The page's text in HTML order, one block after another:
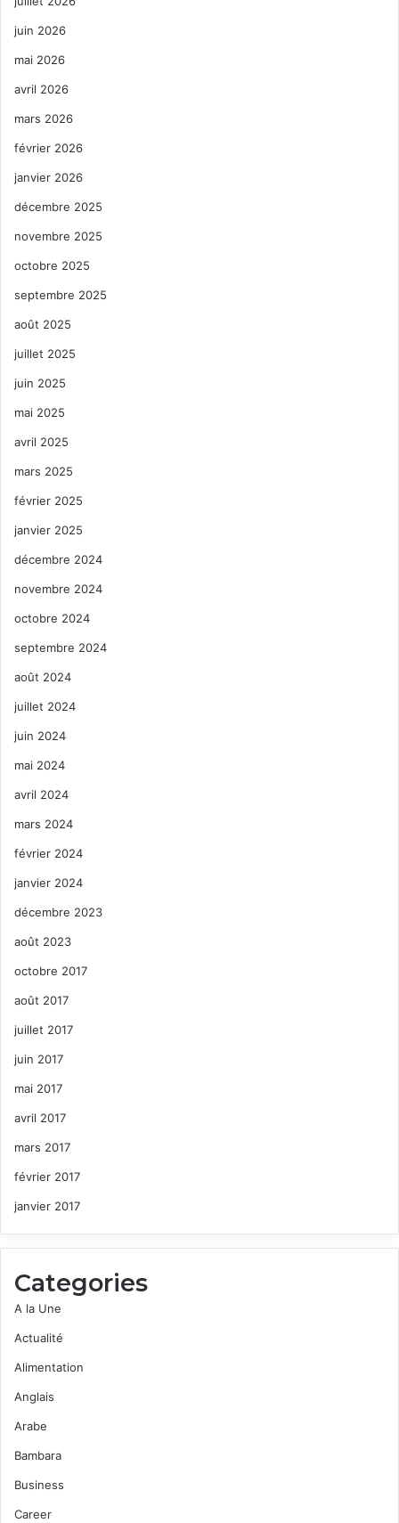
juin 2026
mai 2026
avril 2026
mars 2026
février 2026
janvier 2026
décembre 2025
novembre 2025
octobre 2025
septembre 2025
août 2025
juillet 2025
juin 2025
mai 2025
avril 2025
mars 2025
février 2025
janvier 2025
décembre 2024
novembre 2024
octobre 2024
septembre 2024
août 2024
juillet 2024
juin 2024
mai 2024
avril 2024
mars 2024
février 2024
janvier 2024
décembre 2023
août 2023
octobre 2017
août 2017
juillet 2017
juin 2017
mai 2017
avril 2017
mars 2017
février 2017
janvier 2017
Categories
A la Une
Actualité
Alimentation
Anglais
Arabe
Bambara
Business
Career